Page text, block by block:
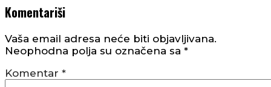
Komentariši
Vaša email adresa neće biti objavljivana.
Neophodna polja su označena sa *
Komentar *